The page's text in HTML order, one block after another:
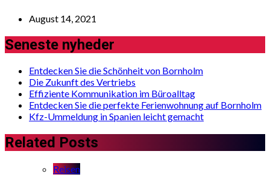
August 14, 2021
Seneste nyheder
Entdecken Sie die Schönheit von Bornholm
Die Zukunft des Vertriebs
Effiziente Kommunikation im Büroalltag
Entdecken Sie die perfekte Ferienwohnung auf Bornholm
Kfz-Ummeldung in Spanien leicht gemacht
Related Posts
Reisen